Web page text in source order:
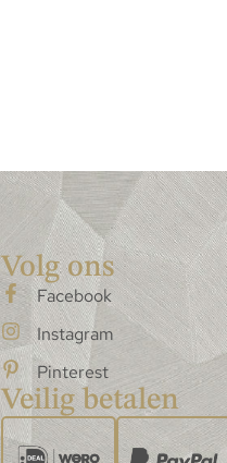
Volg ons
Facebook
Instagram
Pinterest
Veilig betalen